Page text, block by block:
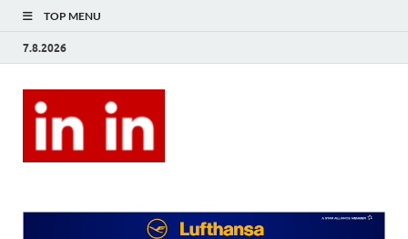
TOP MENU
7.8.2026